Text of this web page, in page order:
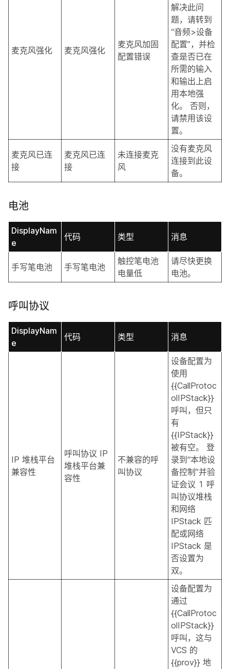
麦克风强化 麦克风强化
麦克风加固
配置错误
解决此问
题，请转到
“音频>设备
配置”，并检
查是否已在
所需的输入
和输出上启
用本地强
化。 否则，
请禁用该设
置。
麦克风已连
接
麦克风已连
接
未连接麦克
风
没有麦克风
连接到此设
备。
电池
DisplayNam
e
代码 类型 消息
手写笔电池 手写笔电池
触控笔电池
电量低
请尽快更换
电池。
呼叫协议
DisplayNam
e
代码 类型 消息
IP 堆栈平台
兼容性
呼叫协议 IP
堆栈平台兼
容性
不兼容的呼
叫协议
设备配置为
使用
{{CallProtoc
olIPStack}}
呼叫，但只
有
{{IPStack}}
被有空。 登
录到“本地设
备控制”并验
证会议 1 呼
叫协议堆栈
和网络
IPStack 匹
配或网络
IPStack 是
否设置为
双。
设备配置为
通过
{{CallProtoc
olIPStack}}
呼叫，这与
VCS 的
{{prov}} 地